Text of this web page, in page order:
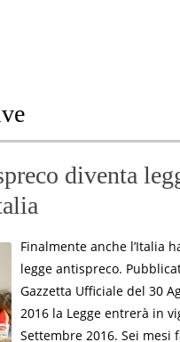
diventa
Finalmente anche l’Italia
legge antispreco.
Gazzetta Ufficiale del 30
2016 la Legge entrerà in
Settembre 2016. Sei mesi